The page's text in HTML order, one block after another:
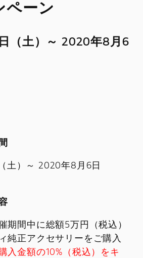
ター
ーション
ペーン
（土）～ 2020年8月6
土）～ 2020年8月6日
期間中に総額5万円（税込）
純正アクセサリーをご購入
入金額の10%（税込）をキ